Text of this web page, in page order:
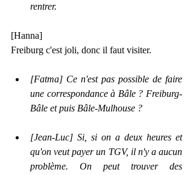
rentrer.
[Hanna]
Freiburg c'est joli, donc il faut visiter.
[Fatma] Ce n'est pas possible de faire
une correspondance à Bâle ? Freiburg-
Bâle et puis Bâle-Mulhouse ?
[Jean-Luc] Si, si on a deux heures et
qu'on veut payer un TGV, il n'y a aucun
problème. On peut trouver des